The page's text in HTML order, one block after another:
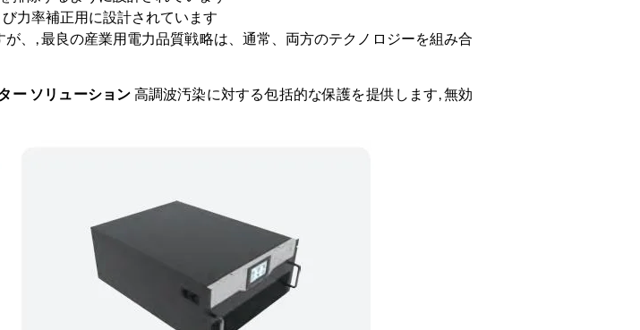
力率補正用に設計されています
、, 最良の産業用電力品質戦略は、通常、両方のテクノロジーを組み合
ー ソリューション 高調波汚染に対する包括的な保護を提供します, 無効